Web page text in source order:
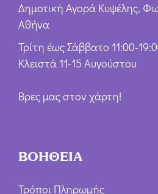
Δημοτική Αγορά Κυψέλης,
Αθήνα
Τρίτη έως Σάββατο 11:00-
Κλειστά 11-15 Αυγούστου
Βρες μας στον χάρτη!
ΒΟΗΘΕΙΑ
Τρόποι Πληρωμής